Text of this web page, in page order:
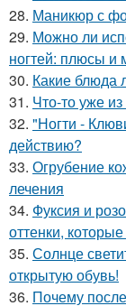
28. Маникюр с
29. Можно ли
ногтей: плюсы и
30. Какие блюда
31. Что-то уже
32. "Ногти -
действию?
33. Огрубение
лечения
34. Фуксия и
оттенки,
35. Солнце
открытую обувь!
36. Почему